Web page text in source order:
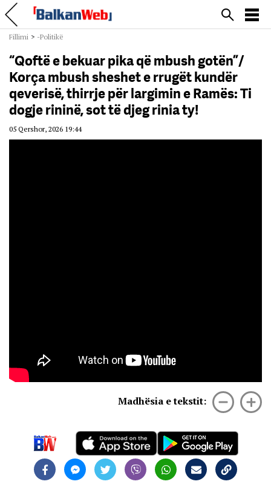
Fillimi > -Politikë
“Qoftë e bekuar pika që mbush gotën”/
Korça mbush sheshet e rrugët kundër
qeverisë, thirrje për largimin e Ramës: Ti
dogje rininë, sot të djeg rinia ty!
05 Qershor, 2026 19:44
Madhësia e tekstit: